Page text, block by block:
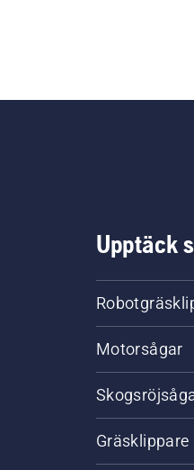
Upptäck
Motorsågar
Gräsklippare